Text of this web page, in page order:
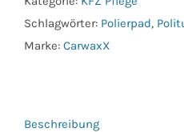
Menge
Schlagwörter: Polierpad,
Marke: CarwaxX
Beschreibung